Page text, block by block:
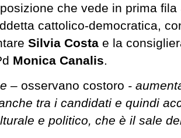
che vede in prima
cattolico-democratica,
Silvia Costa e la
Monica Canalis.
– osservano costoro -
tra i candidati e quindi
e politico, che è il sale